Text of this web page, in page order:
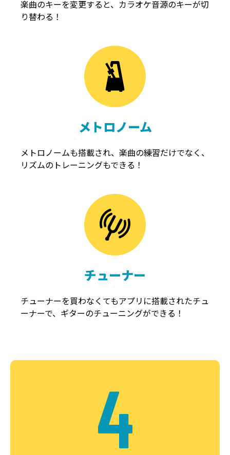
楽曲のキーを変更すると、カラオケ音源のキーが切
り替わる！
メトロノーム
メトロノームも搭載され、楽曲の練習だけでなく、
リズムのトレーニングもできる！
チューナー
チューナーを買わなくてもアプリに搭載されたチュ
ーナーで、ギターのチューニングができる！
4